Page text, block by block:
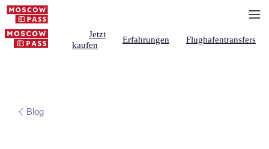
Jetzt
kaufen
Erfahrungen Flughafentransfers
Blog